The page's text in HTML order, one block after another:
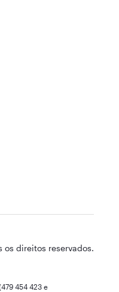
os direitos reservados.
454 423 e